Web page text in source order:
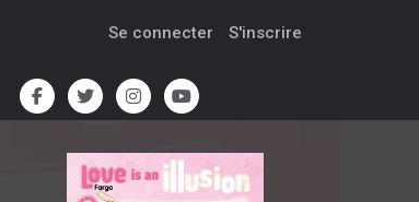
Se connecter S'inscrire